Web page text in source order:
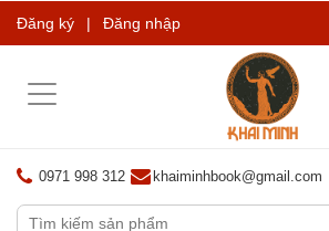
Đăng ký | Đăng nhập
Toggle
0971 998 312 khaiminhbook@gmail.com